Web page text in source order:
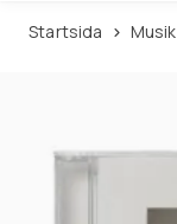
Startsida Musik